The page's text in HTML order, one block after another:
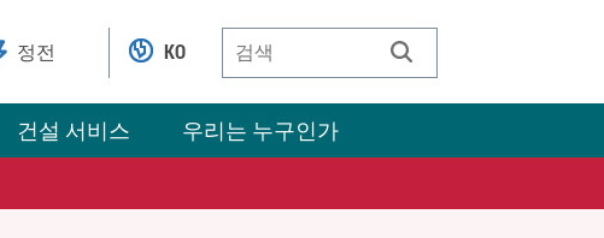
건설 서비스 우리는 누구인가
정전 KO